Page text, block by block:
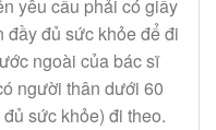
yêu cầu phải có giấy
đầy đủ sức khỏe để đi
ngoài của bác sĩ
người thân dưới 60
sức khỏe) đi theo.